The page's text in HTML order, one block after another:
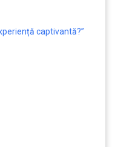
captivantă?”